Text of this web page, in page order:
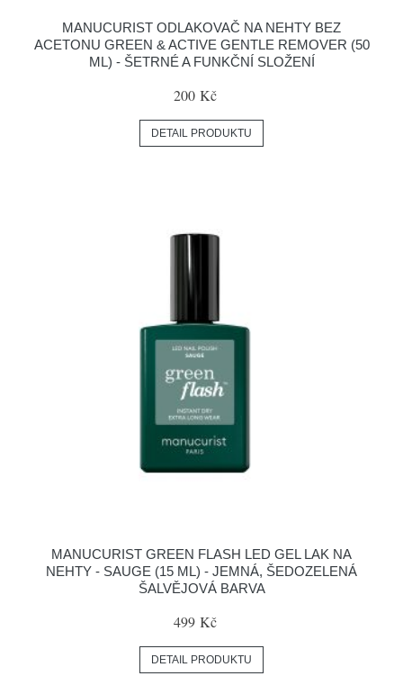
MANUCURIST ODLAKOVAČ NA NEHTY BEZ
ACETONU GREEN & ACTIVE GENTLE REMOVER (50
ML) - ŠETRNÉ A FUNKČNÍ SLOŽENÍ
200 Kč
DETAIL PRODUKTU
MANUCURIST GREEN FLASH LED GEL LAK NA
NEHTY - SAUGE (15 ML) - JEMNÁ, ŠEDOZELENÁ
ŠALVĚJOVÁ BARVA
499 Kč
DETAIL PRODUKTU